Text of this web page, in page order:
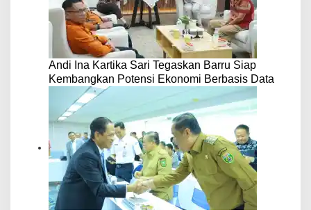
Andi Ina Kartika Sari Tegaskan Barru Siap
Kembangkan Potensi Ekonomi Berbasis Data